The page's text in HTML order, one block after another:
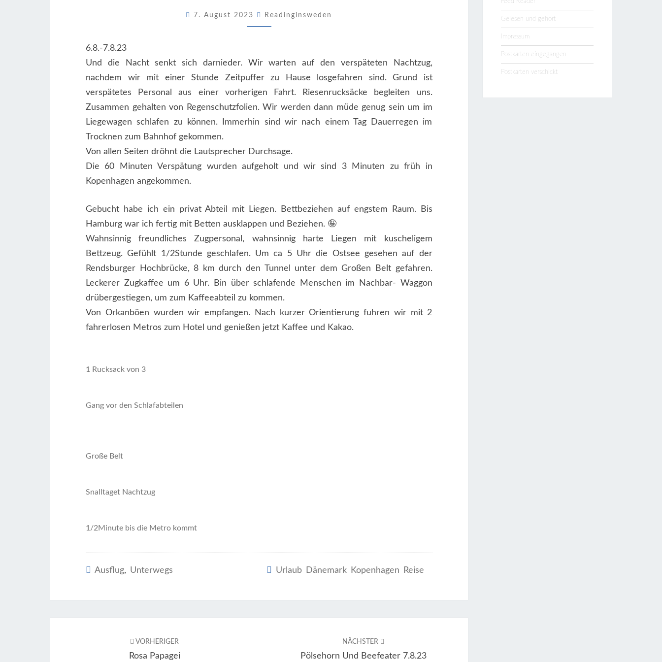
7. August 2023 Readinginsweden
6.8.-7.8.23
Und die Nacht senkt sich darnieder. Wir warten auf den verspäteten Nachtzug,
nachdem wir mit einer Stunde Zeitpuffer zu Hause losgefahren sind. Grund ist
verspätetes Personal aus einer vorherigen Fahrt. Riesenrucksäcke begleiten uns.
Zusammen gehalten von Regenschutzfolien. Wir werden dann müde genug sein um im
Liegewagen schlafen zu können. Immerhin sind wir nach einem Tag Dauerregen im
Trocknen zum Bahnhof gekommen.
Von allen Seiten dröhnt die Lautsprecher Durchsage.
Die 60 Minuten Verspätung wurden aufgeholt und wir sind 3 Minuten zu früh in
Kopenhagen angekommen.
Gebucht habe ich ein privat Abteil mit Liegen. Bettbeziehen auf engstem Raum. Bis
Hamburg war ich fertig mit Betten ausklappen und Beziehen. 🤪
Wahnsinnig freundliches Zugpersonal, wahnsinnig harte Liegen mit kuscheligem
Bettzeug. Gefühlt 1/2Stunde geschlafen. Um ca 5 Uhr die Ostsee gesehen auf der
Rendsburger Hochbrücke, 8 km durch den Tunnel unter dem Großen Belt gefahren.
Leckerer Zugkaffee um 6 Uhr. Bin über schlafende Menschen im Nachbar- Waggon
drübergestiegen, um zum Kaffeeabteil zu kommen.
Von Orkanböen wurden wir empfangen. Nach kurzer Orientierung fuhren wir mit 2
fahrerlosen Metros zum Hotel und genießen jetzt Kaffee und Kakao.
1 Rucksack von 3
Gang vor den Schlafabteilen
Große Belt
Snalltaget Nachtzug
1/2Minute bis die Metro kommt
Ausflug, Unterwegs Urlaub Dänemark Kopenhagen Reise
VORHERIGER
Rosa Papagei
NÄCHSTER
Pölsehorn Und Beefeater 7.8.23
Gelesen und gehört
Impressum
Postkarten eingegangen
Postkarten verschickt